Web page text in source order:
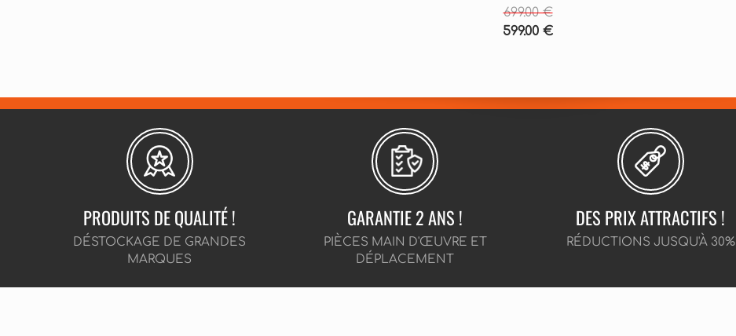
699.00 €
599.00 €
PRODUITS DE QUALITÉ !
DÉSTOCKAGE DE GRANDES
MARQUES
GARANTIE 2 ANS !
PIÈCES MAIN D'ŒUVRE ET
DÉPLACEMENT
DES PRIX ATTRACTIFS !
RÉDUCTIONS JUSQU'À 30%